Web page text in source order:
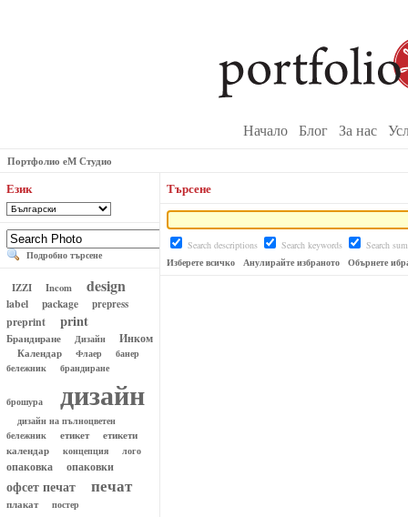
Начало Блог За нас
Портфолио еМ Студио
Език
Подробно търсене
IZZI Incom design
label package prepress
preprint print
Брандиране Дизайн Инком
Календар Флаер банер
бележник брандиране
брошура дизайн
дизайн на пълноцветен
бележник
етикет етикети
календар концепция лого
опаковка опаковки
офсет печат печат
плакат постер
Търсене
Search descriptions Search keywords
Search
Изберете всичко
Анулирайте избраното Обърнете